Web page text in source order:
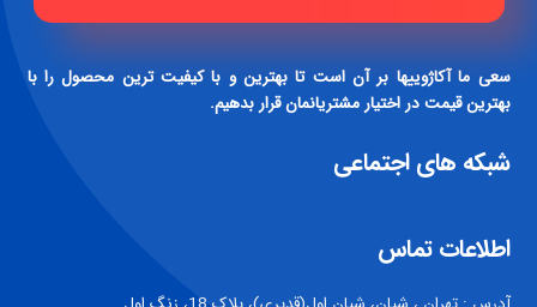
سعی ما آکاژوییها بر آن است تا بهترین و با کیفیت ترین محصول را با
بهترین قیمت در اختیار مشتریانمان قرار بدهیم.
شبکه های اجتماعی
اطلاعات تماس